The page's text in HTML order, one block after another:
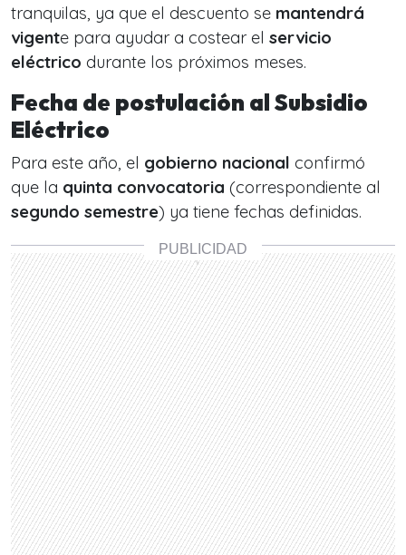
tranquilas, ya que el descuento se mantendrá
vigente para ayudar a costear el servicio
eléctrico durante los próximos meses.
Fecha de postulación al Subsidio
Eléctrico
Para este año, el gobierno nacional confirmó
que la quinta convocatoria (correspondiente al
segundo semestre) ya tiene fechas definidas.